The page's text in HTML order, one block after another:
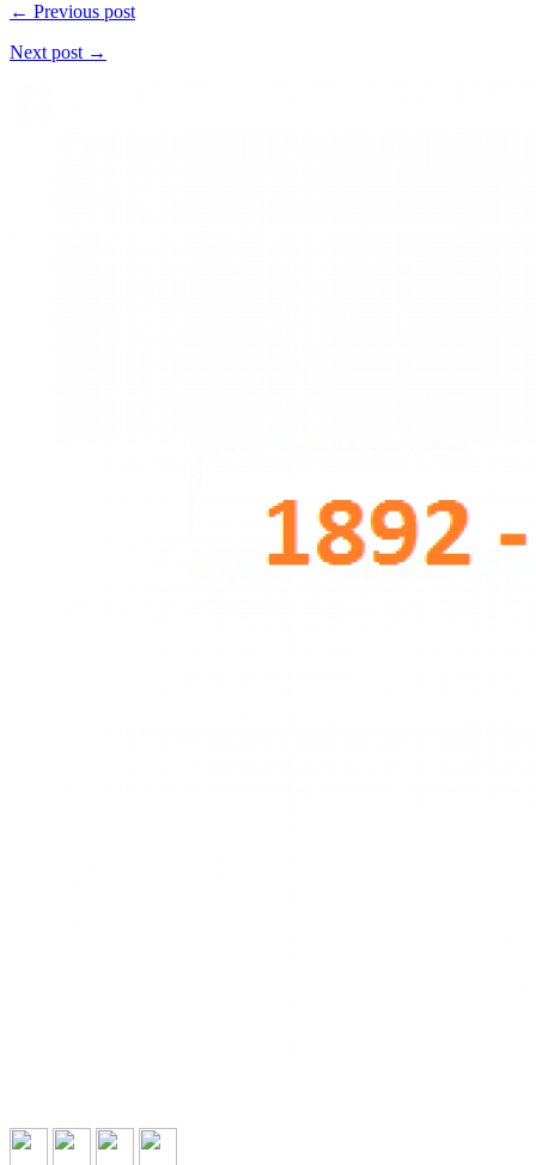
← Previous post
Next post →